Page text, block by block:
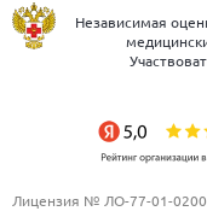
Независимая
Лицензия № ЛО-77-01-